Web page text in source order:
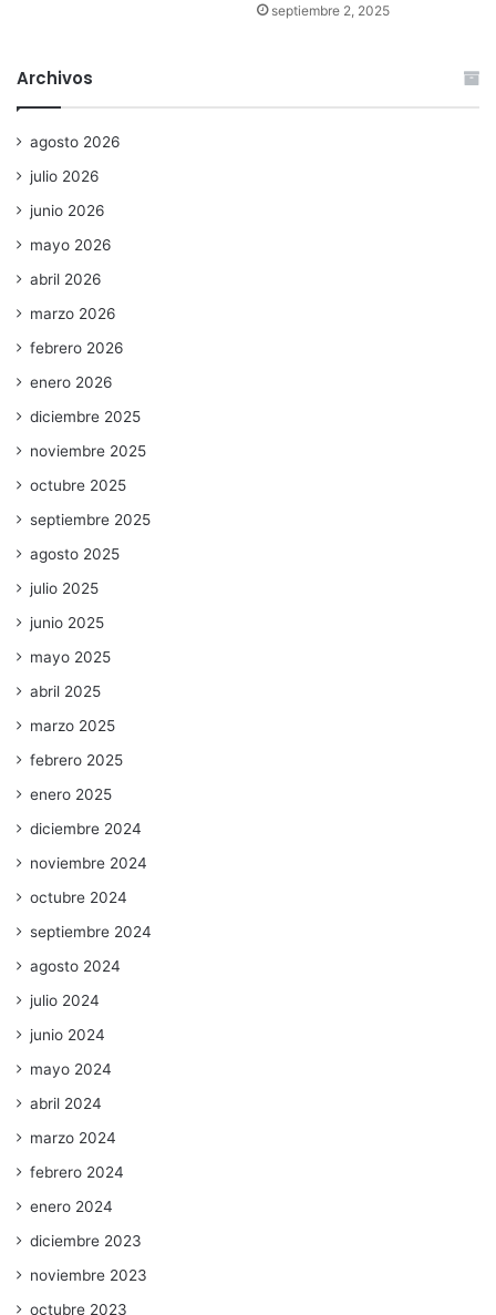
septiembre 2, 2025
Archivos
agosto 2026
julio 2026
junio 2026
mayo 2026
abril 2026
marzo 2026
febrero 2026
enero 2026
diciembre 2025
noviembre 2025
octubre 2025
septiembre 2025
agosto 2025
julio 2025
junio 2025
mayo 2025
abril 2025
marzo 2025
febrero 2025
enero 2025
diciembre 2024
noviembre 2024
octubre 2024
septiembre 2024
agosto 2024
julio 2024
junio 2024
mayo 2024
abril 2024
marzo 2024
febrero 2024
enero 2024
diciembre 2023
noviembre 2023
octubre 2023